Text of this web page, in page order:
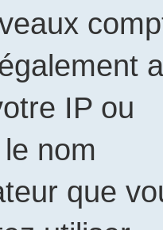
IP ou
nom
que